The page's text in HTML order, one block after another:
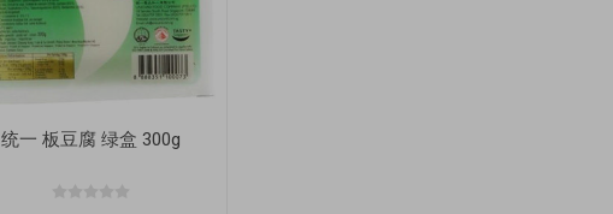
统一 板豆腐 绿盒 300g